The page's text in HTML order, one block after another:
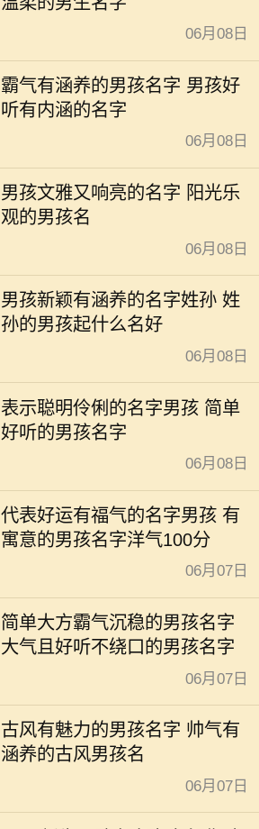
06月08日
霸气有涵养的男孩名字 男孩好
听有内涵的名字
06月08日
男孩文雅又响亮的名字 阳光乐
观的男孩名
06月08日
男孩新颖有涵养的名字姓孙 姓
孙的男孩起什么名好
06月08日
表示聪明伶俐的名字男孩 简单
好听的男孩名字
06月08日
代表好运有福气的名字男孩 有
寓意的男孩名字洋气100分
06月07日
简单大方霸气沉稳的男孩名字
大气且好听不绕口的男孩名字
06月07日
古风有魅力的男孩名字 帅气有
涵养的古风男孩名
06月07日